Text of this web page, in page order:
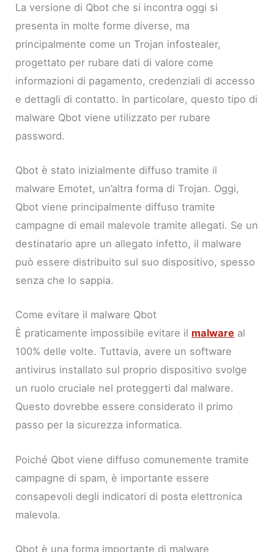
La versione di Qbot che si incontra oggi si
presenta in molte forme diverse, ma
principalmente come un Trojan infostealer,
progettato per rubare dati di valore come
informazioni di pagamento, credenziali di accesso
e dettagli di contatto. In particolare, questo tipo di
malware Qbot viene utilizzato per rubare
password.
Qbot è stato inizialmente diffuso tramite il
malware Emotet, un’altra forma di Trojan. Oggi,
Qbot viene principalmente diffuso tramite
campagne di email malevole tramite allegati. Se un
destinatario apre un allegato infetto, il malware
può essere distribuito sul suo dispositivo, spesso
senza che lo sappia.
Come evitare il malware Qbot
È praticamente impossibile evitare il malware al
100% delle volte. Tuttavia, avere un software
antivirus installato sul proprio dispositivo svolge
un ruolo cruciale nel proteggerti dal malware.
Questo dovrebbe essere considerato il primo
passo per la sicurezza informatica.
Poiché Qbot viene diffuso comunemente tramite
campagne di spam, è importante essere
consapevoli degli indicatori di posta elettronica
malevola.
Qbot è una forma importante di malware